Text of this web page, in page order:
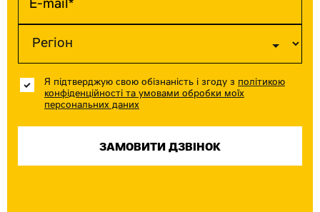
Я підтверджую свою обізнаність і згоду з політикою
конфіденційності та умовами обробки моїх
персональних даних